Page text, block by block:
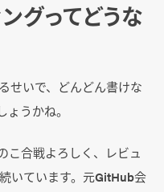
グってどうな
せいで、どんどん書けな
うかね。
こ合戦よろしく、レビュ
いています。元GitHub会